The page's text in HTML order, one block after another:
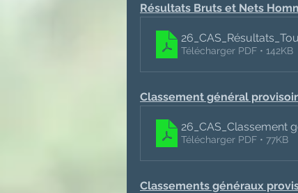
Résultats Bruts et Nets
Télécharger PDF • 142KB
Classement général
26_CAS_Classement
Télécharger PDF • 77KB
Classements généraux